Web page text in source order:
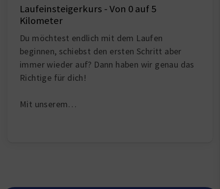
Laufeinsteigerkurs - Von 0 auf 5
Kilometer
Du möchtest endlich mit dem Laufen
beginnen, schiebst den ersten Schritt aber
immer wieder auf? Dann haben wir genau das
Richtige für dich!
Mit unserem…